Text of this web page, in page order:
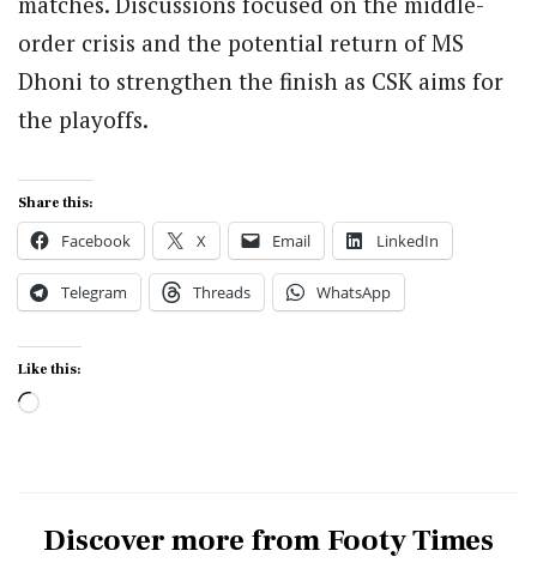
order crisis and the potential return of MS
Dhoni to strengthen the finish as CSK aims for
the playoffs.
Share this:
Facebook X Email LinkedIn
Telegram Threads WhatsApp
Like this:
Loading…
Discover more from Footy Times